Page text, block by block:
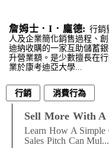
詹姆士．I．龐德: 行銷
人及企業簡化銷售過程、
迪納收購的一家互助儲蓄
升營業額。是少數擅長在
業於康考迪亞大學...
行銷 消費行為
Sell More With
Learn How A Simple
Sales Pitch Can Mul...